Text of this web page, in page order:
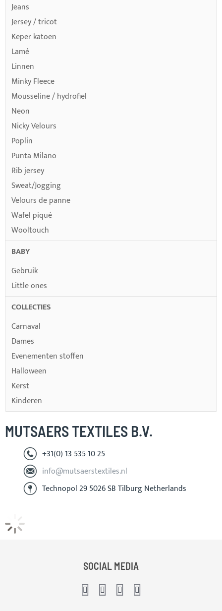
Jeans
Jersey / tricot
Keper katoen
Lamé
Linnen
Minky Fleece
Mousseline / hydrofiel
Neon
Nicky Velours
Poplin
Punta Milano
Rib jersey
Sweat/Jogging
Velours de panne
Wafel piqué
Wooltouch
BABY
Gebruik
Little ones
COLLECTIES
Carnaval
Dames
Evenementen stoffen
Halloween
Kerst
Kinderen
MUTSAERS TEXTILES B.V.
+31(0) 13 535 10 25
info@mutsaerstextiles.nl
Technopol 29 5026 SB Tilburg Netherlands
SOCIAL MEDIA